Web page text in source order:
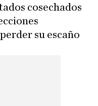
cosechados
su escaño